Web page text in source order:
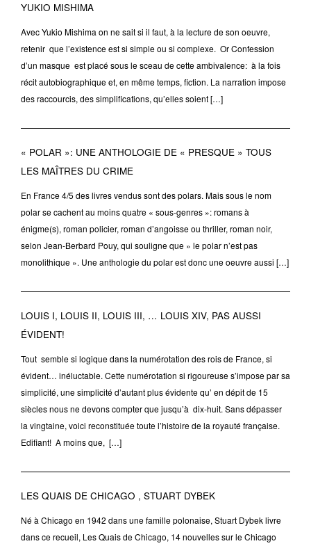
YUKIO MISHIMA
Avec Yukio Mishima on ne sait si il faut, à la lecture de son oeuvre,
retenir que l’existence est si simple ou si complexe. Or Confession
d’un masque est placé sous le sceau de cette ambivalence: à la fois
récit autobiographique et, en même temps, fiction. La narration impose
des raccourcis, des simplifications, qu’elles soient […]
« POLAR »: UNE ANTHOLOGIE DE « PRESQUE » TOUS
LES MAÎTRES DU CRIME
En France 4/5 des livres vendus sont des polars. Mais sous le nom
polar se cachent au moins quatre « sous-genres »: romans à
énigme(s), roman policier, roman d’angoisse ou thriller, roman noir,
selon Jean-Berbard Pouy, qui souligne que » le polar n’est pas
monolithique ». Une anthologie du polar est donc une oeuvre aussi […]
LOUIS I, LOUIS II, LOUIS III, … LOUIS XIV, PAS AUSSI
ÉVIDENT!
Tout semble si logique dans la numérotation des rois de France, si
évident… inéluctable. Cette numérotation si rigoureuse s’impose par sa
simplicité, une simplicité d’autant plus évidente qu’ en dépit de 15
siècles nous ne devons compter que jusqu’à dix-huit. Sans dépasser
la vingtaine, voici reconstituée toute l’histoire de la royauté française.
Edifiant! A moins que, […]
LES QUAIS DE CHICAGO , STUART DYBEK
Né à Chicago en 1942 dans une famille polonaise, Stuart Dybek livre
dans ce recueil, Les Quais de Chicago, 14 nouvelles sur le Chicago